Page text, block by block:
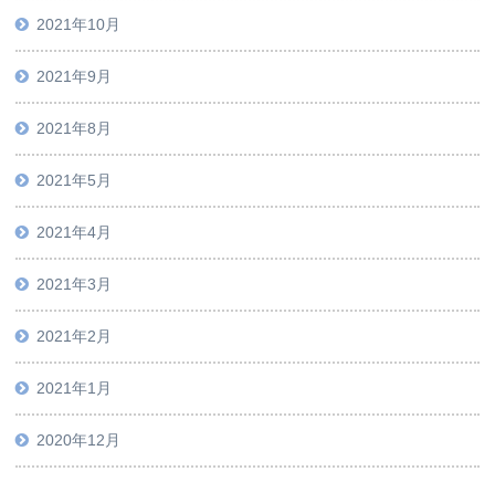
2021年10月
2021年9月
2021年8月
2021年5月
2021年4月
2021年3月
2021年2月
2021年1月
2020年12月